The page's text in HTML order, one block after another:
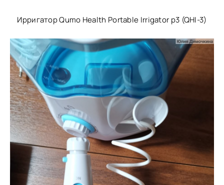
Ирригатор Qumo Health Portable Irrigator p3 (QHI-3)